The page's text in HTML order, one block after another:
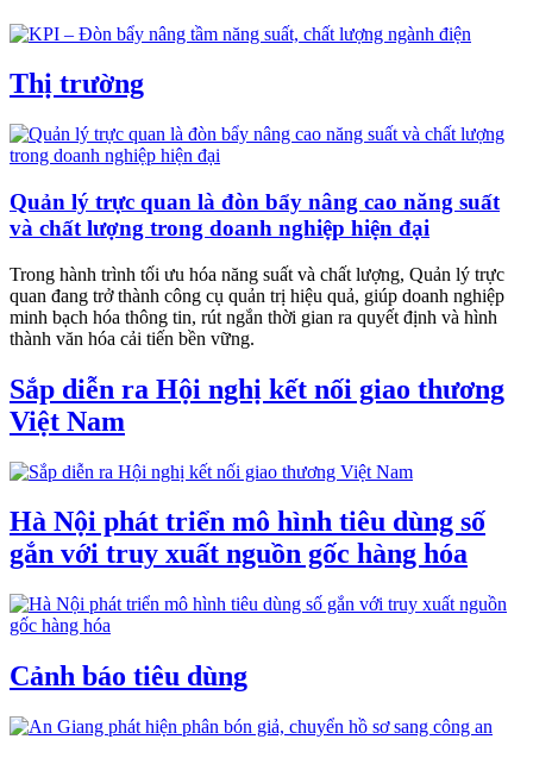
Thị trường
Quản lý trực quan là đòn bẩy nâng cao năng suất
và chất lượng trong doanh nghiệp hiện đại
Trong hành trình tối ưu hóa năng suất và chất lượng, Quản lý trực
quan đang trở thành công cụ quản trị hiệu quả, giúp doanh nghiệp
minh bạch hóa thông tin, rút ngắn thời gian ra quyết định và hình
thành văn hóa cải tiến bền vững.
Sắp diễn ra Hội nghị kết nối giao thương
Việt Nam
Hà Nội phát triển mô hình tiêu dùng số
gắn với truy xuất nguồn gốc hàng hóa
Cảnh báo tiêu dùng